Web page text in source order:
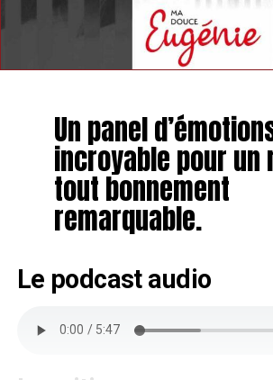
Un panel
incroyable pour un
tout bonnement
remarquable.
Le podcast audio